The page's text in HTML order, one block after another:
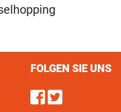
FOLGEN SIE UNS
Find us
Follow